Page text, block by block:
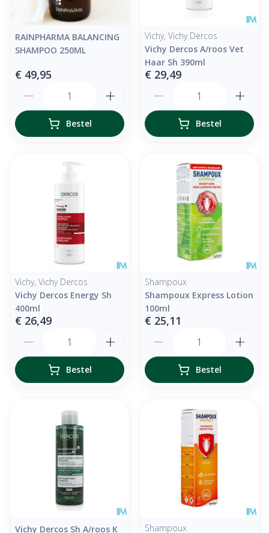
RAINPHARMA BALANCING
SHAMPOO 250ML
€ 49,95
Bestel
Vichy, Vichy Dercos
Vichy Dercos A/roos Vet
Haar Sh 390ml
€ 29,49
Bestel
Vichy, Vichy Dercos
Vichy Dercos Energy Sh
400ml
€ 26,49
Bestel
Shampoux
Shampoux Express Lotion
100ml
€ 25,11
Bestel
Vichy Dercos Sh A/roos K
Shampoux